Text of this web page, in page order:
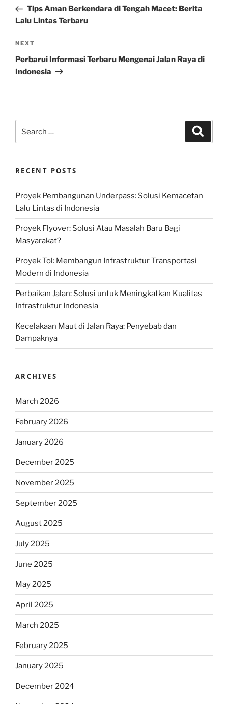
PostTips Aman Berkendara di Tengah Macet: Berita
Lalu Lintas Terbaru
Next
Post
NEXT
Perbarui Informasi Terbaru Mengenai Jalan Raya di
Indonesia
for:
RECENT POSTS
Proyek Pembangunan Underpass: Solusi Kemacetan
Lalu Lintas di Indonesia
Proyek Flyover: Solusi Atau Masalah Baru Bagi
Masyarakat?
Proyek Tol: Membangun Infrastruktur Transportasi
Modern di Indonesia
Perbaikan Jalan: Solusi untuk Meningkatkan Kualitas
Infrastruktur Indonesia
Kecelakaan Maut di Jalan Raya: Penyebab dan
Dampaknya
ARCHIVES
March 2026
February 2026
January 2026
December 2025
November 2025
September 2025
August 2025
July 2025
June 2025
May 2025
April 2025
March 2025
February 2025
January 2025
December 2024